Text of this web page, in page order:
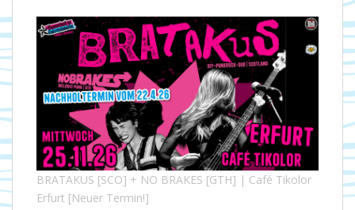
BRATAKUS [SCO] + NO BRAKES [GTH] | Café Tikolor
Erfurt [Neuer Termin!]